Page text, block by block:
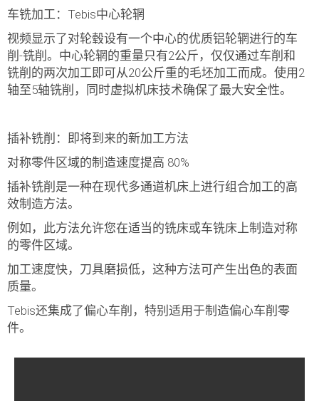
车铣加工：Tebis中心轮辋
视频显示了对轮毂设有一个中心的优质铝轮辋进行的车
削-铣削。中心轮辋的重量只有2公斤，仅仅通过车削和
铣削 的两次加工即可从20公斤重的毛坯加工而成。使用2
轴至5轴铣削，同时虚拟机床技术确保了最大安全性。
插补铣削：即将到来的新加工方法
对称零件区域的制造速度提高 80%
插补铣削是一种在现代多通道机床上进行组合加工的高
效制造方法。
例如，此方法允许您在适当的铣床或车铣床上制造对称
的零件区域。
加工速度快，刀具磨损低，这种方法可产生出色的表面
质量。
Tebis还集成了偏心车削，特别适用于制造偏心车削零
件。